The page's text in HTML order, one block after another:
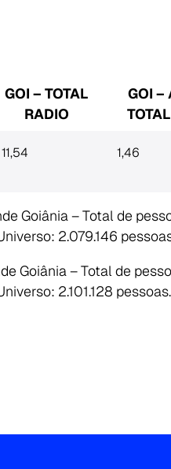
GOI – TOTAL
RADIO
GOI –
11,54 1,46
Goiânia – Total de
2.079.146
Goiânia – Total de
2.101.128 pessoas.